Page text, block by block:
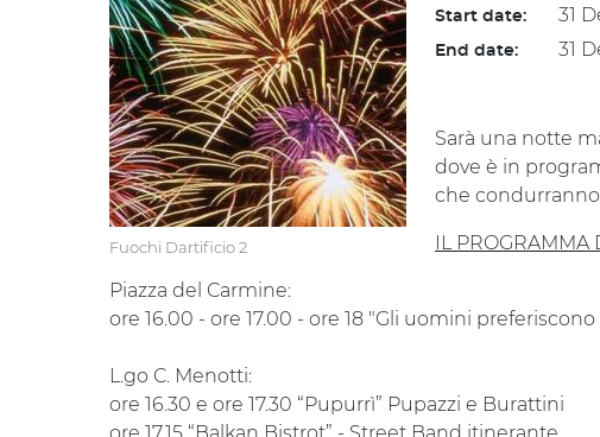
Fuochi Dartificio 2
Start date: 31
End date: 31
Sarà una notte
dove è in
che
IL PROGRAMMA
Piazza del Carmine:
ore 16.00 - ore 17.00 - ore 18 "Gli uomini
L.go C. Menotti:
ore 16.30 e ore 17.30 “Pupurrì” Pupazzi e Burattini